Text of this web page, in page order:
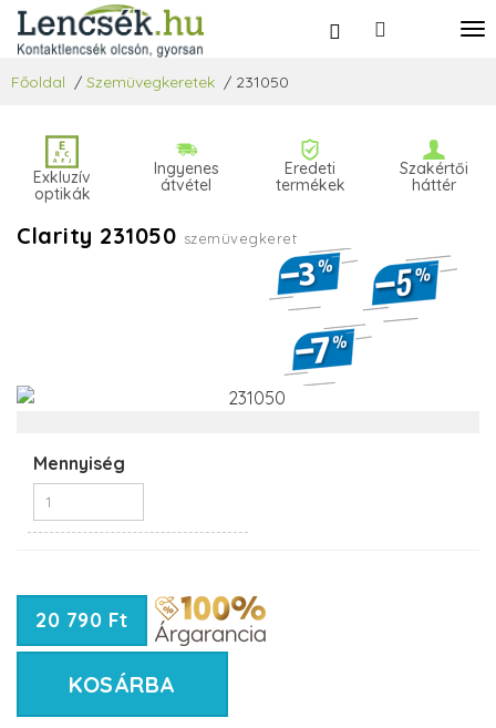
Főoldal / Szemüvegkeretek / 231050
Exkluzív
optikák
Ingyenes
átvétel
Eredeti
termékek
Szakértői
háttér
Clarity 231050 szemüvegkeret
Mennyiség
20 790 Ft
KOSÁRBA